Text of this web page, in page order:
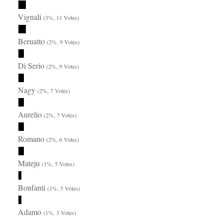
Vignali(3%, 11 Votes)
Beruatto(2%, 9 Votes)
Di Serio(2%, 9 Votes)
Nagy(2%, 7 Votes)
Aurelio(2%, 7 Votes)
Romano(2%, 6 Votes)
Mateju(1%, 5 Votes)
Bonfanti(1%, 5 Votes)
Adamo(1%, 3 Votes)